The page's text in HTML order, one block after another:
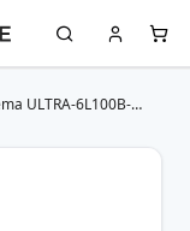
ULTRA-6L100B-